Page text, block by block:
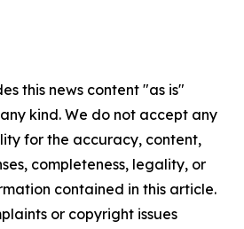
this news content "as is"
kind. We do not accept any
for the accuracy, content,
completeness, legality, or
contained in this article.
or copyright issues